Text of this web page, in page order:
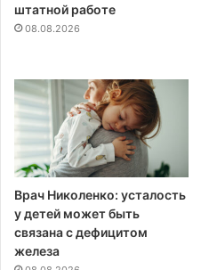
штатной работе
08.08.2026
Врач Николенко: усталость
у детей может быть
связана с дефицитом
железа